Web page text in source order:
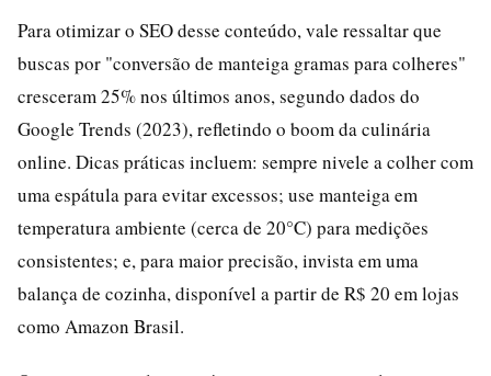
Para otimizar o SEO desse conteúdo, vale ressaltar que
buscas por "conversão de manteiga gramas para colheres"
cresceram 25% nos últimos anos, segundo dados do
Google Trends (2023), refletindo o boom da culinária
online. Dicas práticas incluem: sempre nivele a colher com
uma espátula para evitar excessos; use manteiga em
temperatura ambiente (cerca de 20°C) para medições
consistentes; e, para maior precisão, invista em uma
balança de cozinha, disponível a partir de R$ 20 em lojas
como Amazon Brasil.